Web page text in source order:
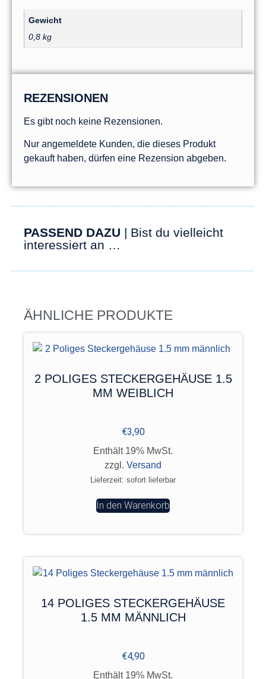
Gewicht
0,8 kg
REZENSIONEN
Es gibt noch keine Rezensionen.
Nur angemeldete Kunden, die dieses Produkt
gekauft haben, dürfen eine Rezension abgeben.
PASSEND DAZU | Bist du vielleicht
interessiert an …
ÄHNLICHE PRODUKTE
2 POLIGES STECKERGEHÄUSE 1.5
MM WEIBLICH
€3,90
Enthält 19% MwSt.
zzgl. Versand
Lieferzeit: sofort lieferbar
In den Warenkorb
14 POLIGES STECKERGEHÄUSE
1.5 MM MÄNNLICH
€4,90
Enthält 19% MwSt.